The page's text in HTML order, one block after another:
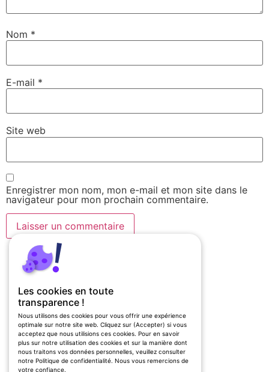
Les cookies en toute
transparence !
Nous utilisons des cookies pour vous offrir une expérience
optimale sur notre site web. Cliquez sur (Accepter) si vous
acceptez que nous utilisions ces cookies. Pour en savoir
plus sur notre utilisation des cookies et sur la manière dont
nous traitons vos données personnelles, veuillez consulter
notre Politique de confidentialité. Nous vous remercions de
votre confiance.
Nom *
E-mail *
Site web
Enregistrer mon nom, mon e-mail et mon site dans le
navigateur pour mon prochain commentaire.